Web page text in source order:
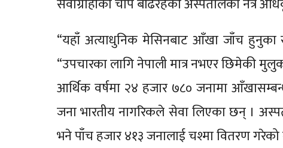
“यहाँ अत्याधुनिक मेसिनबाट आँखा जाँच
“उपचारका लागि नेपाली मात्र नभएर छिमेकी
आर्थिक वर्षमा २४ हजार ७८० जनामा
जना भारतीय नागरिकले सेवा लिएका छन् ।
भने पाँच हजार ४१३ जनालाई चश्मा वितरण